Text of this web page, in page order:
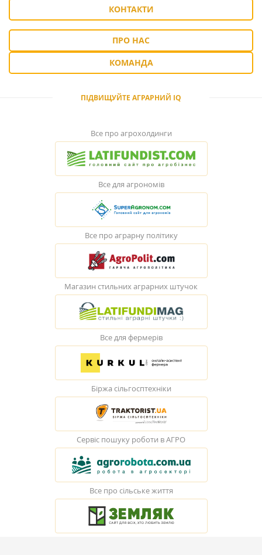
КОНТАКТИ
ПРО НАС
КОМАНДА
ПІДВИЩУЙТЕ АГРАРНИЙ IQ
Все про агрохолдинги
Все для агрономів
Все про аграрну політику
Магазин стильних аграрних штучок
Все для фермерів
Біржа сільгосптехніки
Сервіс пошуку роботи в АГРО
Все про сільське життя